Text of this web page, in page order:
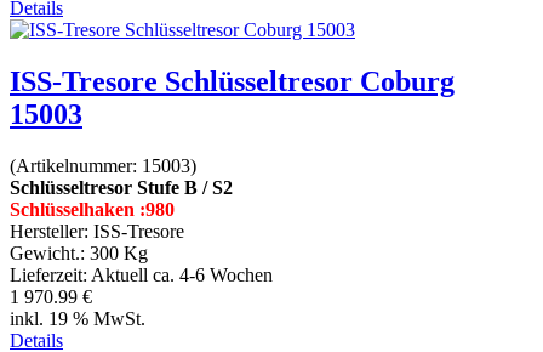
Details
ISS-Tresore Schlüsseltresor Coburg
15003
(Artikelnummer: 15003)
Schlüsseltresor Stufe B / S2
Schlüsselhaken :980
Hersteller: ISS-Tresore
Gewicht.: 300 Kg
Lieferzeit: Aktuell ca. 4-6 Wochen
1 970.99 €
inkl. 19 % MwSt.
Details